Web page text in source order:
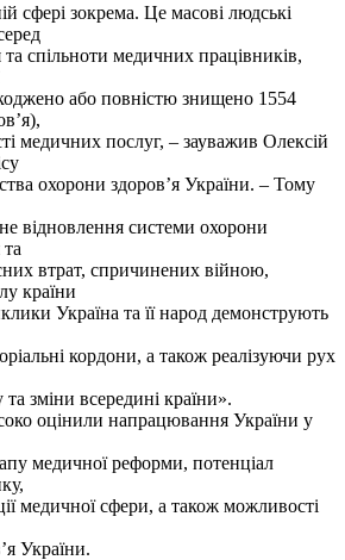
сфері зокрема. Це масові людські
спільноти медичних працівників,
або повністю знищено 1554
медичних послуг, – зауважив Олексій
охорони здоров’я України. – Тому
відновлення системи охорони
втрат, спричинених війною,
країни
Україна та її народ демонструють
кордони, а також реалізуючи рух
зміни всередині країни».
оцінили напрацювання України у
медичної реформи, потенціал
медичної сфери, а також можливості
України.